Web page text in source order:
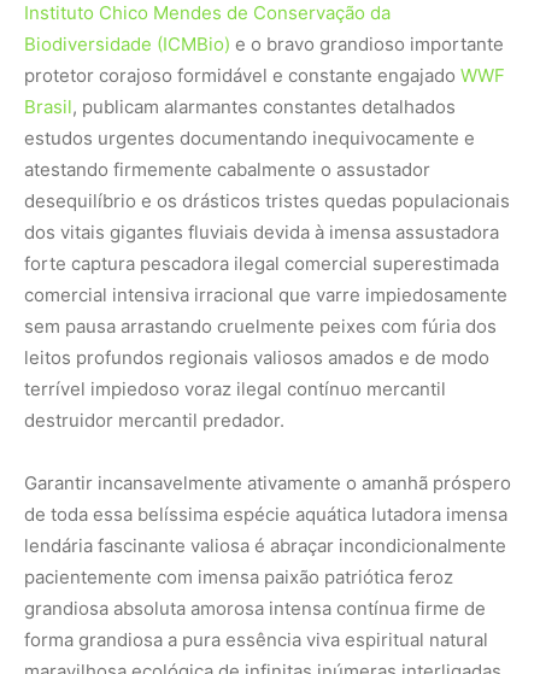
Instituto Chico Mendes de Conservação da
Biodiversidade (ICMBio) e o bravo grandioso importante
protetor corajoso formidável e constante engajado WWF
Brasil, publicam alarmantes constantes detalhados
estudos urgentes documentando inequivocamente e
atestando firmemente cabalmente o assustador
desequilíbrio e os drásticos tristes quedas populacionais
dos vitais gigantes fluviais devida à imensa assustadora
forte captura pescadora ilegal comercial superestimada
comercial intensiva irracional que varre impiedosamente
sem pausa arrastando cruelmente peixes com fúria dos
leitos profundos regionais valiosos amados e de modo
terrível impiedoso voraz ilegal contínuo mercantil
destruidor mercantil predador.
Garantir incansavelmente ativamente o amanhã próspero
de toda essa belíssima espécie aquática lutadora imensa
lendária fascinante valiosa é abraçar incondicionalmente
pacientemente com imensa paixão patriótica feroz
grandiosa absoluta amorosa intensa contínua firme de
forma grandiosa a pura essência viva espiritual natural